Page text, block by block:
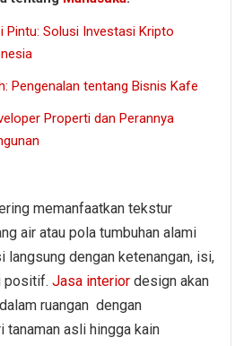
Pintu: Solusi Investasi Kripto
Pengenalan tentang Bisnis Kafe
Properti dan Perannya
memanfaatkan tekstur
air atau pola tumbuhan alami
langsung dengan ketenangan, isi,
positif.Jasa interior design akan
ruangan dengan
tanaman asli hingga kain